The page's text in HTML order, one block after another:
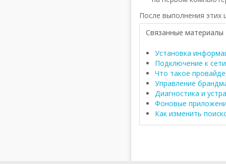
После выполнения
Связанные материалы
Установка
Подключение к
Что такое
Управление
Диагностика и
Фоновые
Как изменить